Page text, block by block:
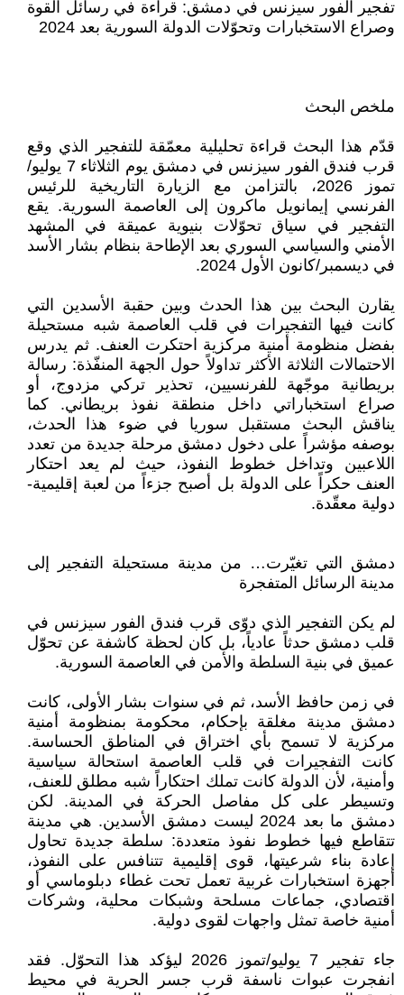
تفجير الفور سيزنس في دمشق: قراءة في رسائل القوة
وصراع الاستخبارات وتحوّلات الدولة السورية بعد 2024
ملخص البحث
قدّم هذا البحث قراءة تحليلية معمّقة للتفجير الذي وقع
قرب فندق الفور سيزنس في دمشق يوم الثلاثاء 7 يوليو/
تموز 2026، بالتزامن مع الزيارة التاريخية للرئيس
الفرنسي إيمانويل ماكرون إلى العاصمة السورية. يقع
التفجير في سياق تحوّلات بنيوية عميقة في المشهد
الأمني والسياسي السوري بعد الإطاحة بنظام بشار الأسد
في ديسمبر/كانون الأول 2024.
يقارن البحث بين هذا الحدث وبين حقبة الأسدين التي
كانت فيها التفجيرات في قلب العاصمة شبه مستحيلة
بفضل منظومة أمنية مركزية احتكرت العنف. ثم يدرس
الاحتمالات الثلاثة الأكثر تداولاً حول الجهة المنفّذة: رسالة
بريطانية موجّهة للفرنسيين، تحذير تركي مزدوج، أو
صراع استخباراتي داخل منطقة نفوذ بريطاني. كما
يناقش البحث مستقبل سوريا في ضوء هذا الحدث،
بوصفه مؤشراً على دخول دمشق مرحلة جديدة من تعدد
اللاعبين وتداخل خطوط النفوذ، حيث لم يعد احتكار
العنف حكراً على الدولة بل أصبح جزءاً من لعبة إقليمية-
دولية معقّدة.
دمشق التي تغيّرت… من مدينة مستحيلة التفجير إلى
مدينة الرسائل المتفجرة
لم يكن التفجير الذي دوّى قرب فندق الفور سيزنس في
قلب دمشق حدثاً عادياً، بل كان لحظة كاشفة عن تحوّل
عميق في بنية السلطة والأمن في العاصمة السورية.
في زمن حافظ الأسد، ثم في سنوات بشار الأولى، كانت
دمشق مدينة مغلقة بإحكام، محكومة بمنظومة أمنية
مركزية لا تسمح بأي اختراق في المناطق الحساسة.
كانت التفجيرات في قلب العاصمة استحالة سياسية
وأمنية، لأن الدولة كانت تملك احتكاراً شبه مطلق للعنف،
وتسيطر على كل مفاصل الحركة في المدينة. لكن
دمشق ما بعد 2024 ليست دمشق الأسدين. هي مدينة
تتقاطع فيها خطوط نفوذ متعددة: سلطة جديدة تحاول
إعادة بناء شرعيتها، قوى إقليمية تتنافس على النفوذ،
أجهزة استخبارات غربية تعمل تحت غطاء دبلوماسي أو
اقتصادي، جماعات مسلحة وشبكات محلية، وشركات
أمنية خاصة تمثل واجهات لقوى دولية.
جاء تفجير 7 يوليو/تموز 2026 ليؤكد هذا التحوّل. فقد
انفجرت عبوات ناسفة قرب جسر الحرية في محيط